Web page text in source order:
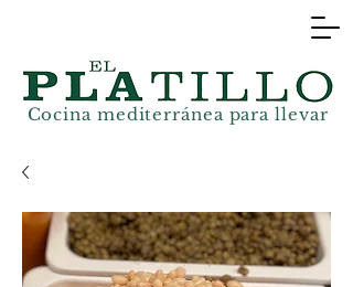
Cocina mediterráneapara llevar